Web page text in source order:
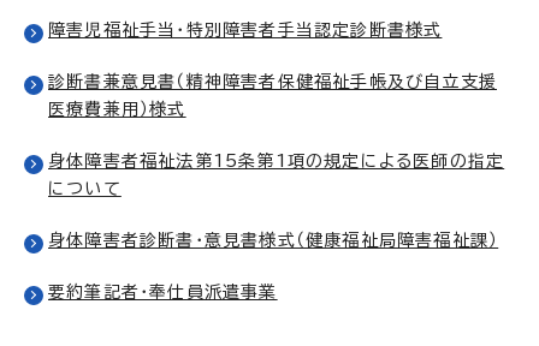
障害児福祉手当・特別障害者手当認定診断書様式
診断書兼意見書（精神障害者保健福祉手帳及び自立支援
医療費兼用）様式
身体障害者福祉法第15条第1項の規定による医師の指定
について
身体障害者診断書・意見書様式（健康福祉局障害福祉課）
要約筆記者・奉仕員派遣事業